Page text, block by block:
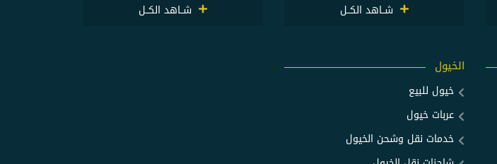
شــاهد الكــل شــاهد الكــل
الخيول
خيول للبيع
عربات خيول
خدمات نقل وشحن الخيول